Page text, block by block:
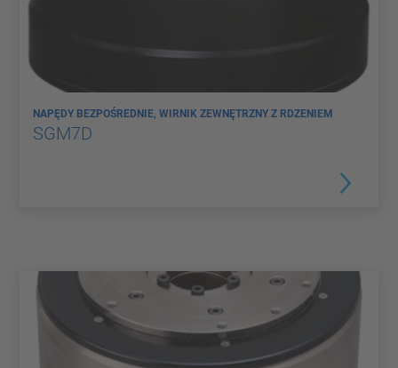
NAPĘDY BEZPOŚREDNIE, WIRNIK ZEWNĘTRZNY Z RDZENIEM
SGM7D